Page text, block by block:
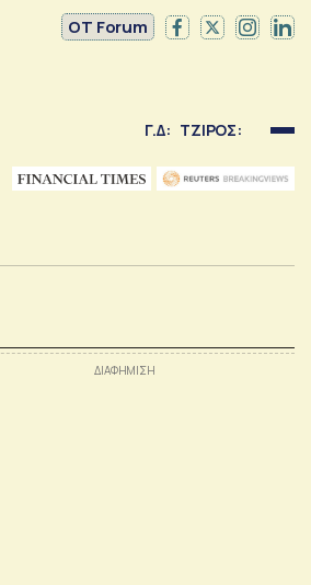
OT Forum
Γ.Δ: ΤΖΙΡΟΣ: